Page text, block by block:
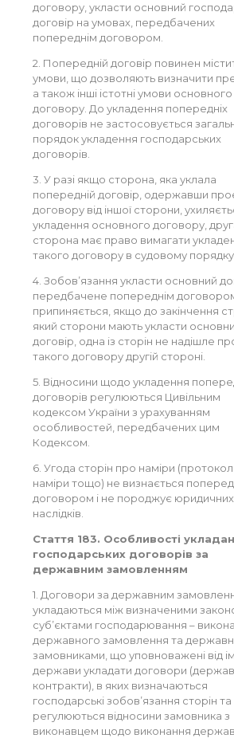
договору, укласти основний
договір на умовах, передбачених
попереднім договором.
2. Попередній договір повинен
умови, що дозволяють визначити
а також інші істотні умови основного
договору. До укладення попередніх
договорів не застосовується
порядок укладення господарських
договорів.
3. У разі якщо сторона, яка уклала
попередній договір, одержавши
договору від іншої сторони,
укладення основного договору,
сторона має право вимагати
такого договору в судовому порядку.
4. Зобов’язання укласти основний
передбачене попереднім
припиняється, якщо до закінчення
який сторони мають укласти
договір, одна із сторін не надішле
такого договору другій стороні.
5. Відносини щодо укладення
договорів регулюються Цивільним
кодексом України з урахуванням
особливостей, передбачених цим
Кодексом.
6. Угода сторін про наміри
наміри тощо) не визнається
договором і не породжує юридичних
наслідків.
Стаття 183. Особливості
господарських договорів за
державним замовленням
1. Договори за державним
укладаються між визначеними
суб’єктами господарювання –
державного замовлення та
замовниками, що уповноважені від
держави укладати договори
контракти), в яких визначаються
господарські зобов’язання сторін та
регулюються відносини замовника з
виконавцем щодо виконання